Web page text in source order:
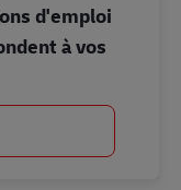
d'emploi
à vos